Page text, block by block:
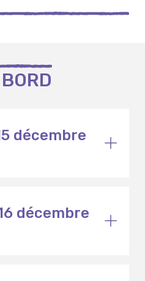
décembre
décembre